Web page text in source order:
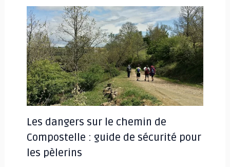
Les dangers sur le chemin de
Compostelle : guide de sécurité pour
les pèlerins